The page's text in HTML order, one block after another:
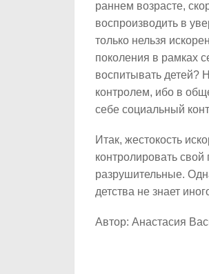
раннем возрасте,
воспроизводить в
только нельзя
поколения в рамках
воспитывать детей?
контролем, ибо в
себе социальный
Итак, жестокость
контролировать
разрушительные.
детства не знает
Автор: Анастасия